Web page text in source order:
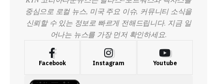
중심으로 로컬 뉴스, 미국 주요 이슈, 커뮤니티 소식을
신뢰할 수 있는 정보로 빠르게 전해드립니다. 지금 일
어나는 뉴스를 가장 먼저 확인하세요.
Facebook Instagram Youtube